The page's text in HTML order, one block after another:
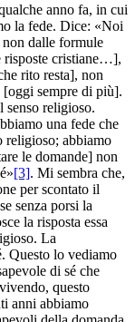
anno fa, in cui
la fede. Dice: «Noi
dalle formule
risposte cristiane…],
rito resta], non
[oggi sempre di più].
senso religioso.
una fede che
religioso; abbiamo
le domande] non
[3]. Mi sembra che,
per scontato il
senza porsi la
la risposta essa
La
Questo lo vediamo
di sé che
questo
anni abbiamo